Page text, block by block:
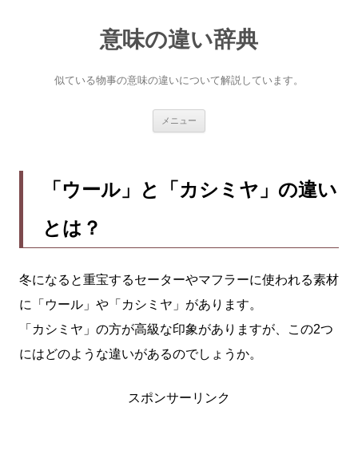
意味の違い辞典
似ている物事の意味の違いについて解説しています。
メニュー
ス
「ウール」と「カシミヤ」の違い
とは？
冬になると重宝するセーターやマフラーに使われる素材
に「ウール」や「カシミヤ」があります。
「カシミヤ」の方が高級な印象がありますが、この2つ
にはどのような違いがあるのでしょうか。
スポンサーリンク